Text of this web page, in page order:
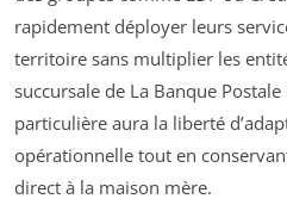
rapidement déployer leurs
territoire sans multiplier les
succursale de La Banque
particulière aura la liberté
opérationnelle tout en
direct à la maison mère.